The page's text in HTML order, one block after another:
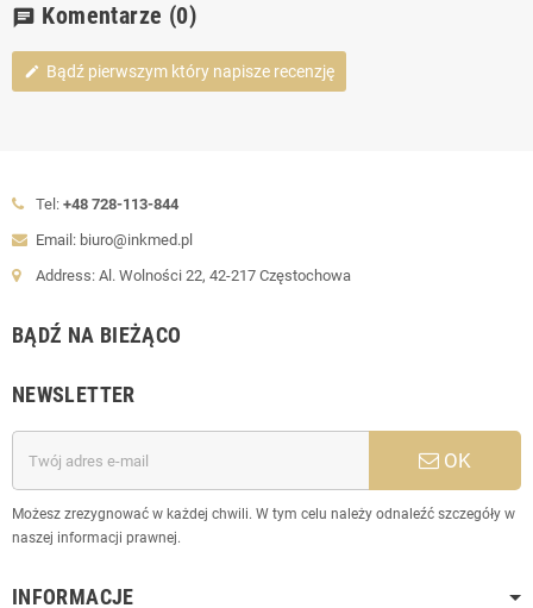
chat Komentarze (0)
edit Bądź pierwszym który napisze recenzję
Tel: +48 728-113-844
Email: biuro@inkmed.pl
Address: Al. Wolności 22, 42-217 Częstochowa
BĄDŹ NA BIEŻĄCO
NEWSLETTER
OK
Możesz zrezygnować w każdej chwili. W tym celu należy odnaleźć szczegóły w
naszej informacji prawnej.
INFORMACJE